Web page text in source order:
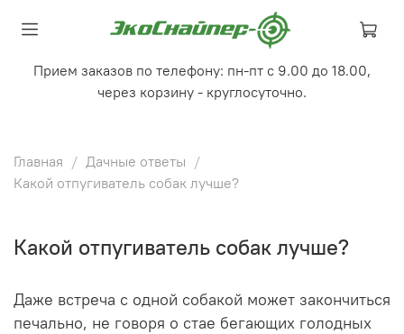
Прием заказов по телефону: пн-пт с 9.00 до 18.00,
через корзину - круглосуточно.
Главная
Дачные ответы
Какой отпугиватель собак лучше?
Какой отпугиватель собак лучше?
Даже встреча с одной собакой может закончиться
печально, не говоря о стае бегающих голодных